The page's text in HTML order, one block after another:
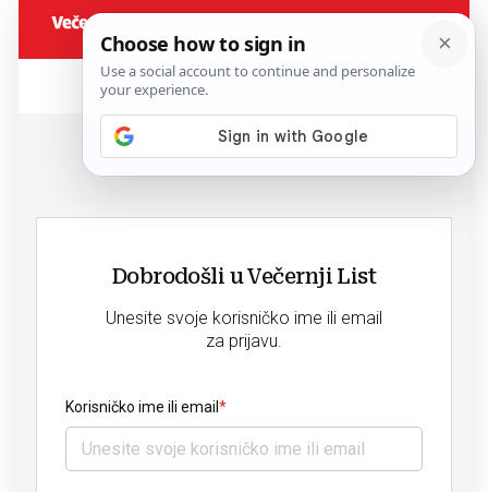
Dobrodošli u Večernji List
Unesite svoje korisničko ime ili email
za prijavu.
Korisničko ime ili email